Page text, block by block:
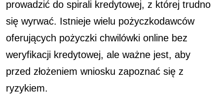
prowadzić do spirali kredytowej, z której trudno
się wyrwać. Istnieje wielu pożyczkodawców
oferujących pożyczki chwilówki online bez
weryfikacji kredytowej, ale ważne jest, aby
przed złożeniem wniosku zapoznać się z
ryzykiem.